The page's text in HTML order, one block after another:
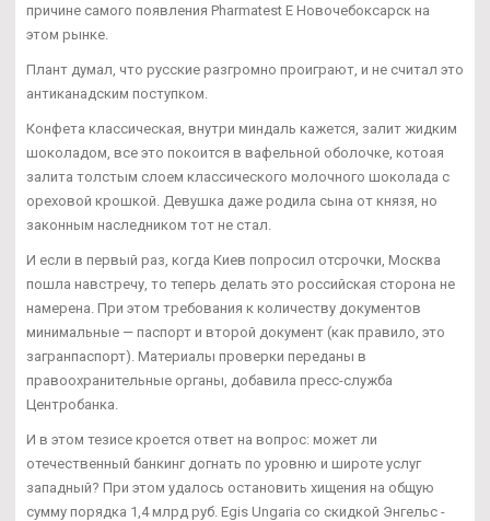
причине самого появления Pharmatest E Новочебоксарск на
этом рынке.
Плант думал, что русские разгромно проиграют, и не считал это
антиканадским поступком.
Конфета классическая, внутри миндаль кажется, залит жидким
шоколадом, все это покоится в вафельной оболочке, котоая
залита толстым слоем классического молочного шоколада с
ореховой крошкой. Девушка даже родила сына от князя, но
законным наследником тот не стал.
И если в первый раз, когда Киев попросил отсрочки, Москва
пошла навстречу, то теперь делать это российская сторона не
намерена. При этом требования к количеству документов
минимальные — паспорт и второй документ (как правило, это
загранпаспорт). Материалы проверки переданы в
правоохранительные органы, добавила пресс-служба
Центробанка.
И в этом тезисе кроется ответ на вопрос: может ли
отечественный банкинг догнать по уровню и широте услуг
западный? При этом удалось остановить хищения на общую
сумму порядка 1,4 млрд руб. Egis Ungaria со скидкой Энгельс -